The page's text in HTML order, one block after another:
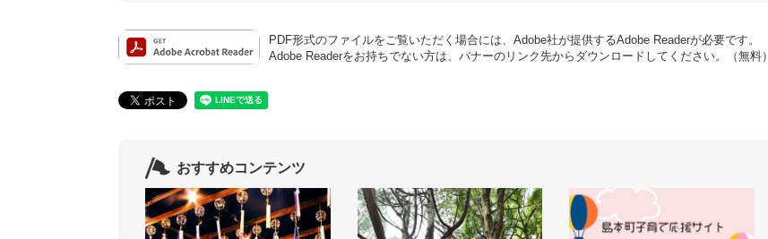
PDF形式のファイルをご覧いただく場合には、Adobe社が提供するAdobe Readerが必要です。
Adobe Readerをお持ちでない方は、バナーのリンク先からダウンロードしてください。（無料）
おすすめコンテンツ